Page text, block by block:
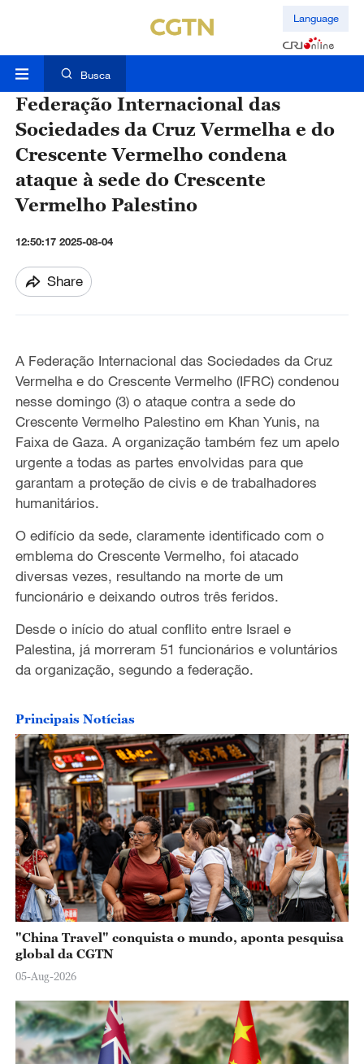
Language
Busca
Federação Internacional das
Sociedades da Cruz Vermelha e do
Crescente Vermelho condena
ataque à sede do Crescente
Vermelho Palestino
12:50:17 2025-08-04
Share
A Federação Internacional das Sociedades da Cruz
Vermelha e do Crescente Vermelho (IFRC) condenou
nesse domingo (3) o ataque contra a sede do
Crescente Vermelho Palestino em Khan Yunis, na
Faixa de Gaza. A organização também fez um apelo
urgente a todas as partes envolvidas para que
garantam a proteção de civis e de trabalhadores
humanitários.
O edifício da sede, claramente identificado com o
emblema do Crescente Vermelho, foi atacado
diversas vezes, resultando na morte de um
funcionário e deixando outros três feridos.
Desde o início do atual conflito entre Israel e
Palestina, já morreram 51 funcionários e voluntários
da organização, segundo a federação.
Principais Notícias
"China Travel" conquista o mundo, aponta pesquisa
global da CGTN
05-Aug-2026